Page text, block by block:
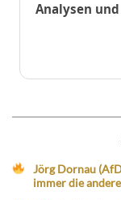
Analysen
Jörg Dornau
immer die